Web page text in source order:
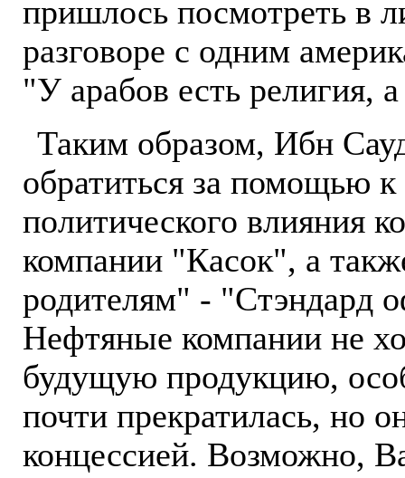
пришлось посмотреть в
разговоре с одним
"У арабов есть религия,
Таким образом, Ибн
обратиться за помощью к
политического влияния
компании "Касок", а
родителям" - "Стэндард
Нефтяные компании не
будущую продукцию,
почти прекратилась, но
концессией. Возможно,